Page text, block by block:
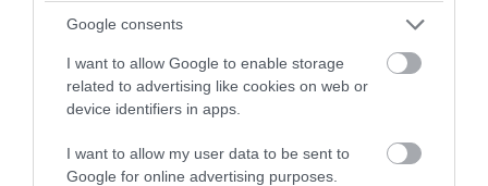
Google consents
I want to allow Google to enable storage
related to advertising like cookies on web or
device identifiers in apps.
I want to allow my user data to be sent to
Google for online advertising purposes.
PRONEWS.GR / ΤΕΧΝΟΛΟΓΙΑ